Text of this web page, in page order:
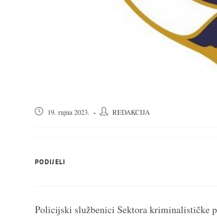
Objava19. rujna 2023.
AutorREDAKCIJA
PODIJELI
Policijski službenici Sektora kriminalističke